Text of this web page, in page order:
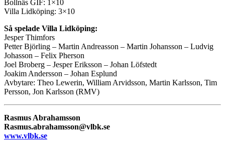
Bollnäs GIF: 1×10
Villa Lidköping: 3×10
Så spelade Villa Lidköping:
Jesper Thimfors
Petter Björling – Martin Andreasson – Martin Johansson – Ludvig
Johasson – Felix Pherson
Joel Broberg – Jesper Eriksson – Johan Löfstedt
Joakim Andersson – Johan Esplund
Avbytare: Theo Lewerin, William Arvidsson, Martin Karlsson, Tim
Persson, Jon Karlsson (RMV)
Rasmus Abrahamsson
Rasmus.abrahamsson@vlbk.se
www.vlbk.se